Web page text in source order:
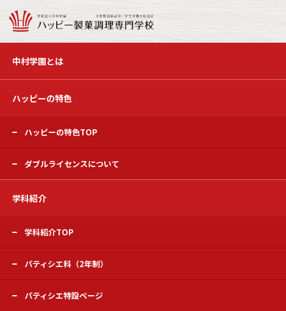
中村学園とは
ハッピーの特色
ハッピーの特色TOP
ダブルライセンスについて
学科紹介
学科紹介TOP
パティシエ科（2年制）
パティシエ特設ページ